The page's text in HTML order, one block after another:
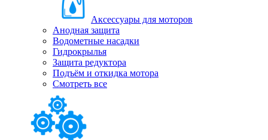
Аксессуары для моторов
Анодная защита
Водометные насадки
Гидрокрылья
Защита редуктора
Подъём и откидка мотора
Смотреть все